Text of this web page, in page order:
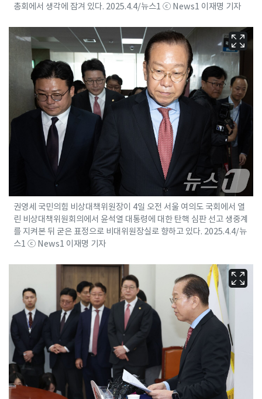
총회에서 생각에 잠겨 있다. 2025.4.4/뉴스1 ⓒ News1 이재명 기자
권영세 국민의힘 비상대책위원장이 4일 오전 서울 여의도 국회에서 열
린 비상대책위원회의에서 윤석열 대통령에 대한 탄핵 심판 선고 생중계
를 지켜본 뒤 굳은 표정으로 비대위원장실로 향하고 있다. 2025.4.4/뉴
스1 ⓒ News1 이재명 기자